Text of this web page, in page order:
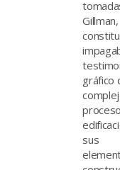
Gillman,
gráfico
sus